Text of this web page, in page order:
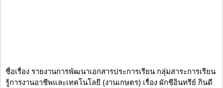
ชื่อเรื่อง รายงานการพัฒนาเอกสารประการเรียน กลุ่มสาระการเรียน
รู้การงานอาชีพและเทคโนโลยี (งานเกษตร) เรื่อง ผักชีอินทรีย์ กินดี